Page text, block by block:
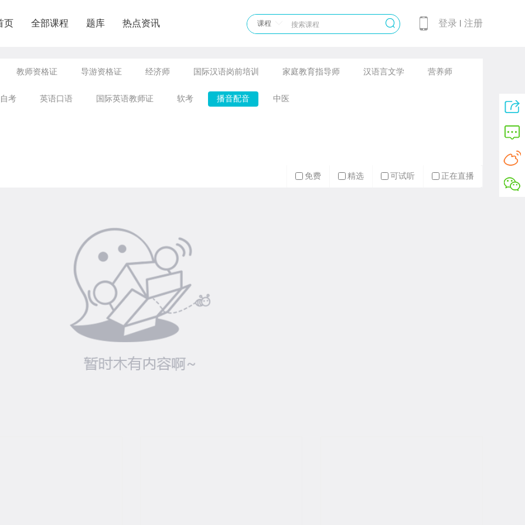
页 全部课程 题库 热点资讯 课程 登录 注册
教师资格证 导游资格证 经济师 国际汉语岗前培训 家庭教育指导师 汉语言文学 营养师
自考 英语口语 国际英语教师证 软考 播音配音 中医
免费 精选 可试听 正在直播